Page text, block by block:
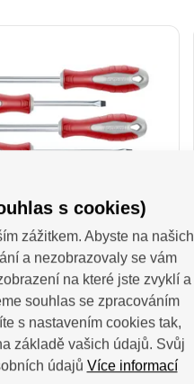
Šroubováků 7ks
sada šroubováků
splňuje vysoké nároky
i komfort při práci.
tvarovaná rukojeť z
plastu je na povrchu
měkčenou TPR pryží s
367,77Kč
bez DPH
s cookies)
zážitkem. Abyste na našich
a nezobrazovaly se vám
na které jste zvyklí a
souhlas se zpracováním
s nastavením cookies tak,
základě vašich údajů. Svůj
údajů Více informací